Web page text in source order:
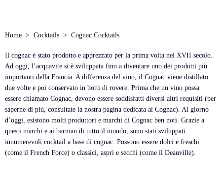
Home Cocktails Cognac Cocktails
Il cognac è stato prodotto e apprezzato per la prima volta nel XVII secolo.
Ad oggi, l’acquavite si è sviluppata fino a diventare uno dei prodotti più
importanti della Francia. A differenza del vino, il Cognac viene distillato
due volte e poi conservato in botti di rovere. Prima che un vino possa
essere chiamato Cognac, devono essere soddisfatti diversi altri requisiti (per
saperne di più, consultate la nostra pagina dedicata al Cognac). Al giorno
d’oggi, esistono molti produttori e marchi di Cognac ben noti. Grazie a
questi marchi e ai barman di tutto il mondo, sono stati sviluppati
innumerevoli cocktail a base di cognac. Possono essere dolci e freschi
(come il French Force) o classici, aspri e secchi (come il Deauville).